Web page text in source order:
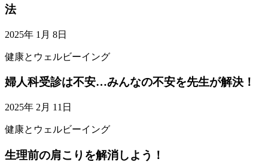
法
2025年 1月 8日
健康とウェルビーイング
婦人科受診は不安…みんなの不安を先生が解決！
2025年 2月 11日
健康とウェルビーイング
生理前の肩こりを解消しよう！